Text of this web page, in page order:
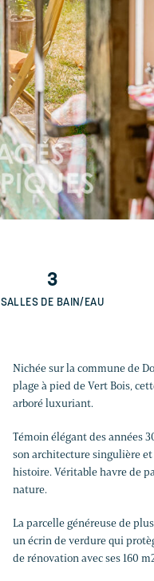
3
SALLES DE BAIN/EAU
Nichée sur la commune de
plage à pied de Vert Bois,
arboré luxuriant.
Témoin élégant des années
son architecture singulière
histoire. Véritable havre de
nature.
La parcelle généreuse de
un écrin de verdure qui
de rénovation avec ses 160